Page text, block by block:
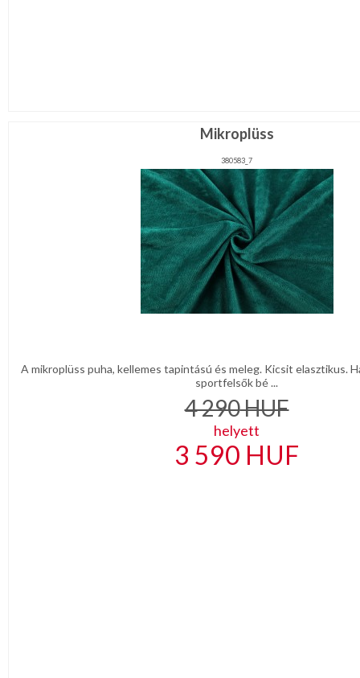
Mikroplüss
380583_7
A mikroplüss puha, kellemes tapintású és meleg. Kicsit elasztikus.
sportfelsők bé ...
4 290HUF
helyett
3 590 HUF